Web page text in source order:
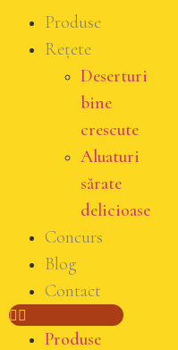
Produse
Rețete
Deserturi
bine
crescute
Aluaturi
sărate
delicioase
Concurs
Blog
Contact
Produse